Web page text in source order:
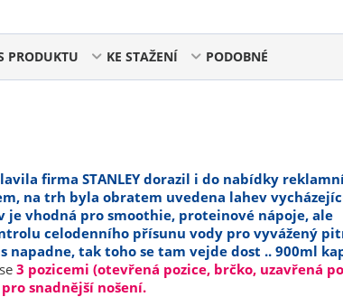
PRODUKTU KE STAŽENÍ PODOBNÉ
firma STANLEY dorazil i do nabídky
na trh byla obratem uvedena lahev
vhodná pro smoothie, proteinové nápoje, ale
celodenního přísunu vody pro vyvážený
napadne, tak toho se tam vejde dost .. 900ml
3 pozicemi (otevřená pozice, brčko, uzavřená
snadnější nošení.